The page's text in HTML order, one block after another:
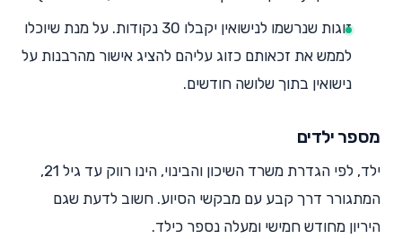
זוגות שנרשמו לנישואין יקבלו 30 נקודות. על מנת שיוכלו
לממש את זכאותם כזוג עליהם להציג אישור מהרבנות על
נישואין בתוך שלושה חודשים.
מספר ילדים
ילד, לפי הגדרת משרד השיכון והבינוי, הינו רווק עד גיל 21,
המתגורר דרך קבע עם מבקשי הסיוע. חשוב לדעת שגם
היריון מחודש חמישי ומעלה נספר כילד.